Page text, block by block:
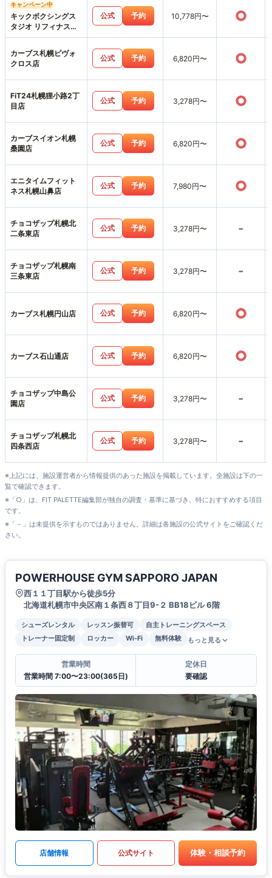
キャンペーン中
キックボクシングス
タジオ リフィナス札
幌店
公式 予約 10,778円〜 ○
カーブス札幌ピヴォ
クロス店
公式 予約 6,820円〜 ○
FiT24札幌狸小路2丁
目店
公式 予約 3,278円〜 ○
カーブスイオン札幌
桑園店
公式 予約 6,820円〜 ○
エニタイムフィット
ネス札幌山鼻店
公式 予約 7,980円〜 ○
チョコザップ札幌北
二条東店
公式 予約 3,278円〜 -
チョコザップ札幌南
三条東店
公式 予約 3,278円〜 -
カーブス札幌円山店 公式 予約 6,820円〜 ○
カーブス石山通店 公式 予約 6,820円〜 ○
チョコザップ中島公
園店
公式 予約 3,278円〜 -
チョコザップ札幌北
四条西店
公式 予約 3,278円〜 -
※上記には、施設運営者から情報提供のあった施設を掲載しています。全施設は下の一
覧で確認できます。
※「○」は、FIT PALETTE編集部が独自の調査・基準に基づき、特におすすめする項目
です。
※「－」は未提供を示すものではありません。詳細は各施設の公式サイトをご確認くだ
さい。
POWERHOUSE GYM SAPPORO JAPAN
西１１丁目駅から徒歩5分
北海道札幌市中央区南１条西８丁目9-２ BB18ビル 6階
シューズレンタル レッスン振替可
自主トレーニングスペース
トレーナー固定制
ロッカー Wi-Fi 無料体験 もっと見る
営業時間
営業時間 7:00〜23:00(365日)
定休日
要確認
店舗情報 公式サイト 体験・相談予約